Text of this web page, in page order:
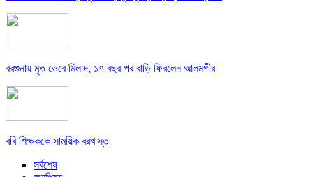
বরগুনায় মৃত ভেবে মিলাদ, ১৭ বছর পর বাড়ি ফিরলেন আলমগীর
ববি শিক্ষককে সাময়িক বরখাস্ত
সর্বশেষ